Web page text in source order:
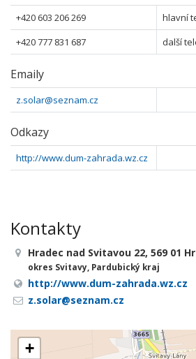
+420 603 206 269
hlavní
+420 777 831 687
další
Emaily
z.solar@seznam.cz
Odkazy
http://www.dum-zahrada.wz.cz
Kontakty
Hradec nad Svitavou 22, 569 01
okres Svitavy, Pardubický kraj
http://www.dum-zahrada.wz.cz
z.solar@seznam.cz
+